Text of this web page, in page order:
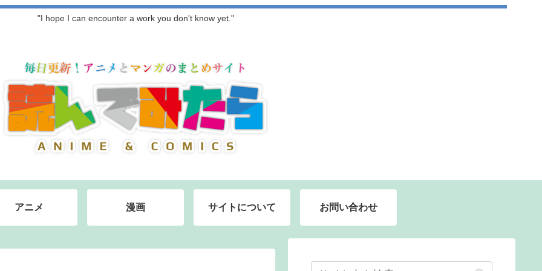
"I hope I can encounter a work you don't know yet."
アニメ 漫画 サイトについて お問い合わせ